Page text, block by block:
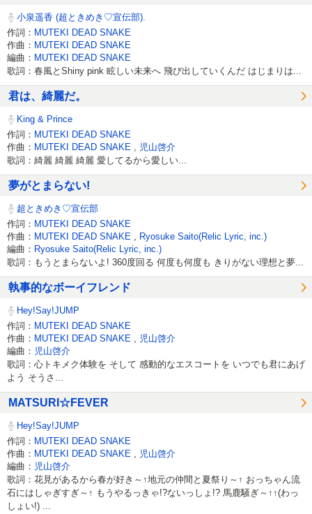
小泉遥香 (超ときめき♡宣伝部).
作詞： MUTEKI DEAD SNAKE
作曲： MUTEKI DEAD SNAKE
編曲： MUTEKI DEAD SNAKE
歌詞：春風とShiny pink 眩しい未来へ 飛び出していくんだ はじまりは...
君は、綺麗だ。
King & Prince
作詞： MUTEKI DEAD SNAKE
作曲： MUTEKI DEAD SNAKE 児山啓介
歌詞：綺麗 綺麗 綺麗 愛してるから愛しい...
夢がとまらない!
超ときめき♡宣伝部
作詞： MUTEKI DEAD SNAKE
作曲： MUTEKI DEAD SNAKE
Ryosuke Saito(Relic Lyric, inc.)
編曲： Ryosuke Saito(Relic Lyric, inc.)
歌詞：もうとまらないよ! 360度回る 何度も何度も きりがない理想と夢...
執事的なボーイフレンド
Hey!Say!JUMP
作詞： MUTEKI DEAD SNAKE
作曲： MUTEKI DEAD SNAKE
児山啓介
編曲： 児山啓介
歌詞：心トキメク体験を そして 感動的なエスコートを いつでも君にあげ
よう そうさ...
MATSURI☆FEVER
Hey!Say!JUMP
作詞： MUTEKI DEAD SNAKE
作曲： MUTEKI DEAD SNAKE
児山啓介
編曲： 児山啓介
歌詞：花見があるから春が好き～↑地元の仲間と夏祭り～↑ おっちゃん流
石にはしゃぎすぎ～↑ もうやるっきゃ!?ないっしょ!? 馬鹿騒ぎ～↑↑(わっ
しょい!) ...